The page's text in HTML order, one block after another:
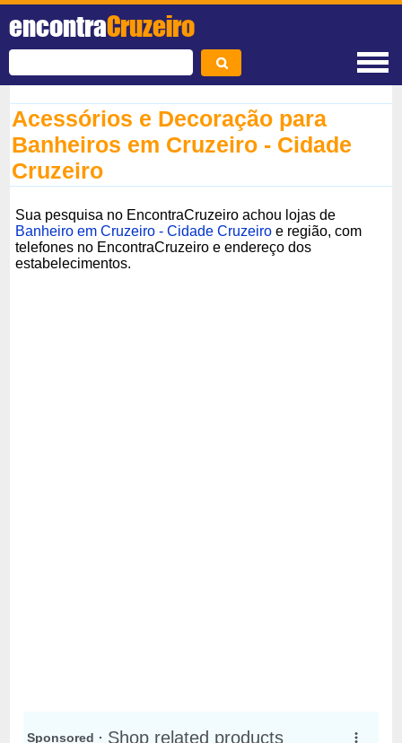
encontraCruzeiro
Acessórios e Decoração para
Banheiros em Cruzeiro - Cidade
Cruzeiro
Sua pesquisa no EncontraCruzeiro achou lojas de
Banheiro em Cruzeiro - Cidade Cruzeiro e região, com
telefones no EncontraCruzeiro e endereço dos
estabelecimentos.